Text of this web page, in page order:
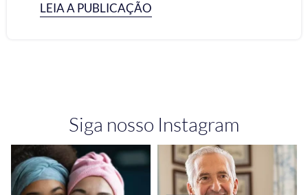
LEIA A PUBLICAÇÃO
Siga nosso Instagram